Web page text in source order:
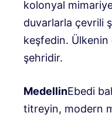
kolonyal
duvarlarla çevrili
keşfedin.
şehridir.
MedellinEbedi
titreyin, modern